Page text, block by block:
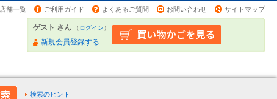
店舗一覧 ご利用ガイド よくあるご質問 お問い合わせ サイトマップ
ゲスト さん （ログイン）
新規会員登録する
検索のヒント